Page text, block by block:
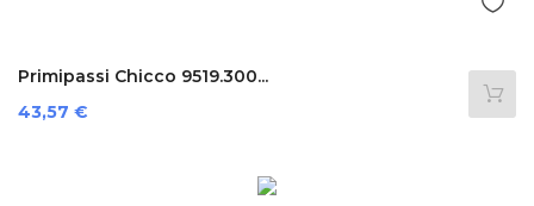
Primipassi Chicco 9519.300...
Precio
43,57 €